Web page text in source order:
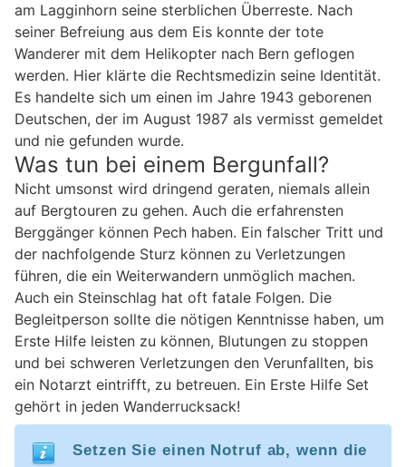
am Lagginhorn seine sterblichen Überreste. Nach
seiner Befreiung aus dem Eis konnte der tote
Wanderer mit dem Helikopter nach Bern geflogen
werden. Hier klärte die Rechtsmedizin seine Identität.
Es handelte sich um einen im Jahre 1943 geborenen
Deutschen, der im August 1987 als vermisst gemeldet
und nie gefunden wurde.
Was tun bei einem Bergunfall?
Nicht umsonst wird dringend geraten, niemals allein
auf Bergtouren zu gehen. Auch die erfahrensten
Berggänger können Pech haben. Ein falscher Tritt und
der nachfolgende Sturz können zu Verletzungen
führen, die ein Weiterwandern unmöglich machen.
Auch ein Steinschlag hat oft fatale Folgen. Die
Begleitperson sollte die nötigen Kenntnisse haben, um
Erste Hilfe leisten zu können, Blutungen zu stoppen
und bei schweren Verletzungen den Verunfallten, bis
ein Notarzt eintrifft, zu betreuen. Ein Erste Hilfe Set
gehört in jeden Wanderrucksack!
Setzen Sie einen Notruf ab, wenn die